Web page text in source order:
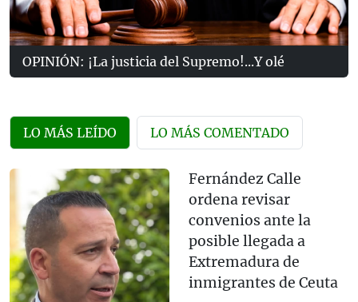
OPINIÓN: ¡La justicia del Supremo!...Y olé
LO MÁS LEÍDO LO MÁS COMENTADO
Fernández Calle
ordena revisar
convenios ante la
posible llegada a
Extremadura de
inmigrantes de Ceuta